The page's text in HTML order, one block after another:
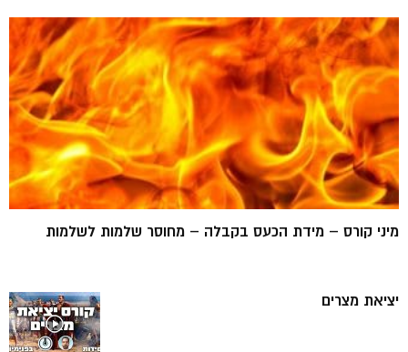
מיני קורס – מידת הכעס בקבלה – מחוסר שלמות לשלמות
יציאת מצרים